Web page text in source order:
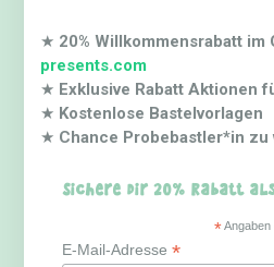
★ 20% Willkommensrabatt
presents.com
★ Exklusive Rabatt Aktionen
★ Kostenlose Bastelvorlagen
★ Chance Probebastler*in zu
Sichere dir 20% Rabatt
*
E-Mail-Adresse*